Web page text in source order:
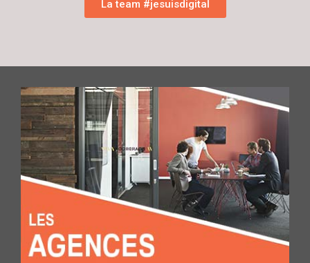
La team #jesuisdigital